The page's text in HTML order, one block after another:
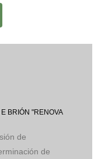
BRIÓN "RENOVA
de
de